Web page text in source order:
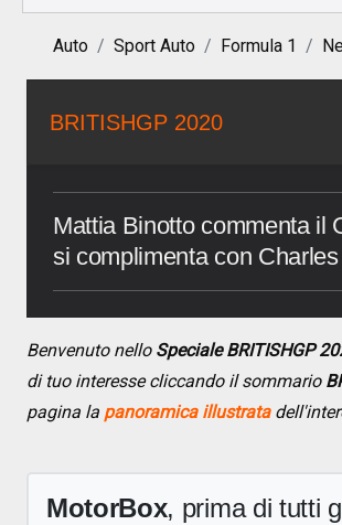
Auto Sport Auto Formula 1
BRITISHGP 2020
Mattia Binotto commenta il
si complimenta con
Benvenuto nello Speciale BRITISHGP
di tuo interesse cliccando il sommario
pagina la panoramica illustrata
MotorBox, prima di tutti